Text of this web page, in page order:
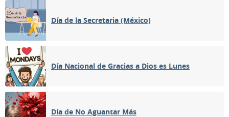
Día de la Secretaria (México)
Día Nacional de Gracias a Dios es Lunes
Día de No Aguantar Más